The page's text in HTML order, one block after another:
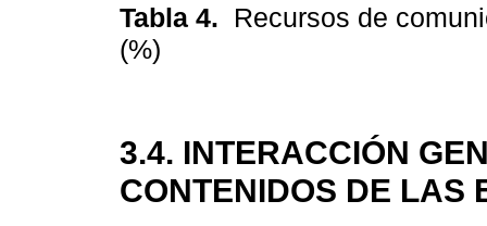
Tabla 4. Recursos de
(%)
3.4. INTERACCIÓN
CONTENIDOS DE LAS